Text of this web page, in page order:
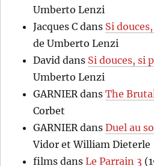
Umberto Lenzi
Jacques C dans Si
de Umberto Lenzi
David dans Si douces, si
Umberto Lenzi
GARNIERdansThe
Corbet
GARNIERdansDuel au
Vidor et William Dieterle
films dansLe Parrain 3